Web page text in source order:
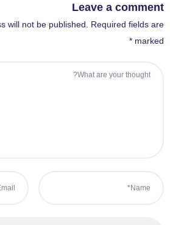
Leave a comment
will not be published. Required fields are
marked *